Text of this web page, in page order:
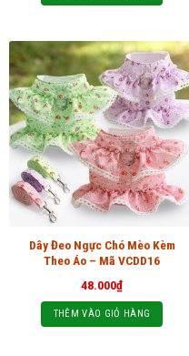
Dây Đeo Ngực Chó Mèo Kèm
Theo Áo – Mã VCDD16
48.000₫
THÊM VÀO GIỎ HÀNG